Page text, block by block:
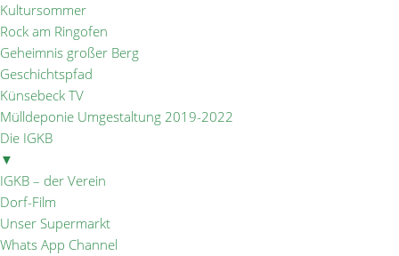
Kultursommer
Rock am Ringofen
Geheimnis großer Berg
Geschichtspfad
Künsebeck TV
Mülldeponie Umgestaltung 2019-2022
Die IGKB
▼
IGKB – der Verein
Dorf-Film
Unser Supermarkt
Whats App Channel